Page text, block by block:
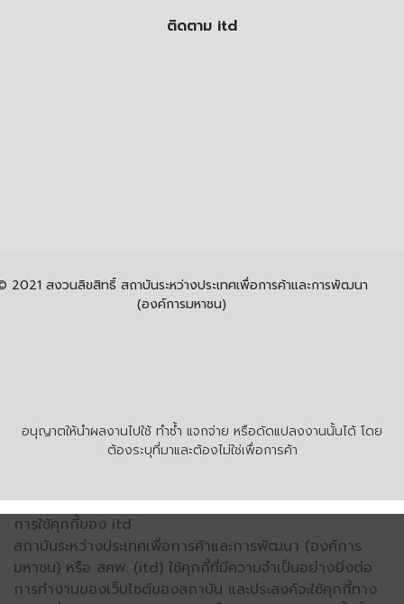
ติดตาม itd
อนุญาตให้นำผลงานไปใช้ ทำซ้ำ แจกจ่าย หรือดัดแปลงงานนั้นได้ โดย
ต้องระบุที่มาและต้องไม่ใช่เพื่อการค้า
2021 สงวนลิขสิทธิ์ สถาบันระหว่างประเทศเพื่อการค้าและการพัฒนา
(องค์การมหาชน)
การใช้คุกกี้ของ itd
สถาบันระหว่างประเทศเพื่อการค้าและการพัฒนา (องค์การ
มหาชน) หรือ สคพ. (itd) ใช้คุกกี้ที่มีความจำเป็นอย่างยิ่งต่อ
การทำงานของเว็บไซต์ของสถาบัน และประสงค์จะใช้คุกกี้ทาง